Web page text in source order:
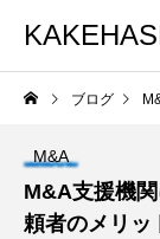
ブログ
M&A
M&A支援機
頼者のメリッ